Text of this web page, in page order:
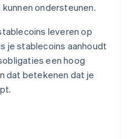
ondersteunen.
leveren op
je stablecoins aanhoudt
een hoog
dat betekenen dat je